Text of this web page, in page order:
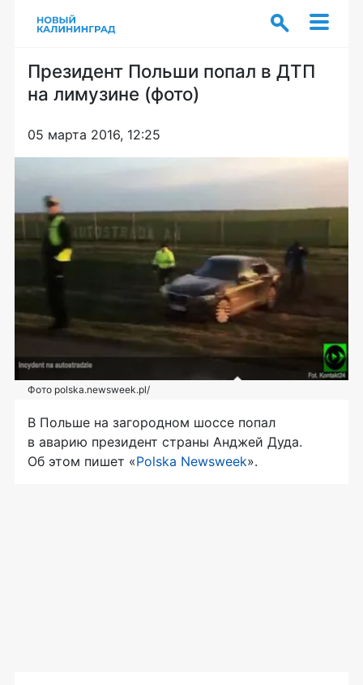
Президент Польши попал в ДТП
на лимузине (фото)
05 марта 2016, 12:25
Фото polska.newsweek.pl/
В Польше на загородном шоссе попал
в аварию президент страны Анджей Дуда.
Об этом пишет «Polska Newsweek».